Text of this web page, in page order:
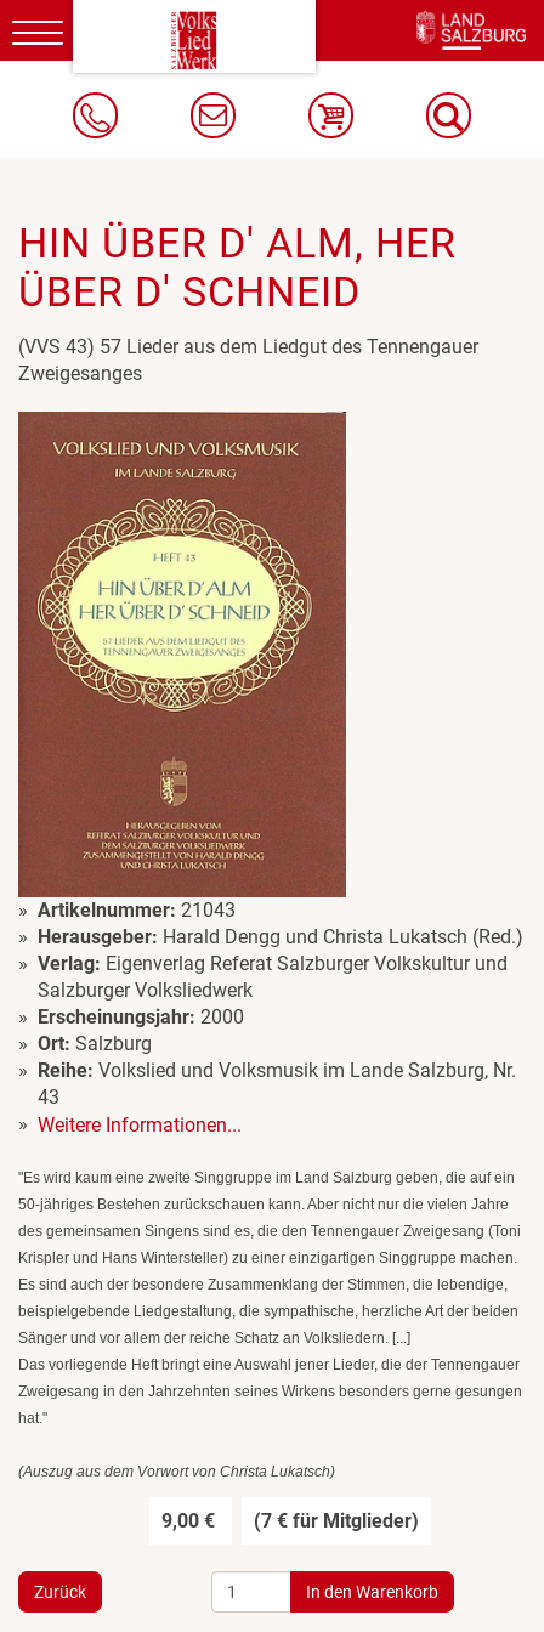
Toggle
navigation
HIN ÜBER D' ALM, HER
ÜBER D' SCHNEID
(VVS 43) 57 Lieder aus dem Liedgut des Tennengauer
Zweigesanges
Artikelnummer: 21043
Herausgeber: Harald Dengg und Christa Lukatsch (Red.)
Verlag: Eigenverlag Referat Salzburger Volkskultur und
Salzburger Volksliedwerk
Erscheinungsjahr: 2000
Ort: Salzburg
Reihe: Volkslied und Volksmusik im Lande Salzburg, Nr.
43
Weitere Informationen...
"Es wird kaum eine zweite Singgruppe im Land Salzburg geben, die auf ein
50-jähriges Bestehen zurückschauen kann. Aber nicht nur die vielen Jahre
des gemeinsamen Singens sind es, die den Tennengauer Zweigesang (Toni
Krispler und Hans Wintersteller) zu einer einzigartigen Singgruppe machen.
Es sind auch der besondere Zusammenklang der Stimmen, die lebendige,
beispielgebende Liedgestaltung, die sympathische, herzliche Art der beiden
Sänger und vor allem der reiche Schatz an Volksliedern. [...]
Das vorliegende Heft bringt eine Auswahl jener Lieder, die der Tennengauer
Zweigesang in den Jahrzehnten seines Wirkens besonders gerne gesungen
hat."
(Auszug aus dem Vorwort von Christa Lukatsch)
9,00 € (7 € für Mitglieder)
Zurück